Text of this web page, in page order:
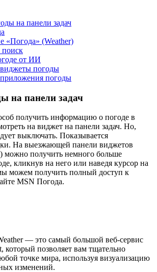
на панели задач
«Погода» (Weather)
от ИИ
погоды
погоды
на панели задач
получить информацию о погоде в
на виджет на панели задач. Но,
выключать. Показывается
На выезжающей панели виджетов
можно получить немного больше
кликнув на него или наведя курсор на
можем получить полный доступ к
MSN Погода.
— это самый большой веб-сервис
который позволяет вам тщательно
точке мира, используя визуализацию
изменений.